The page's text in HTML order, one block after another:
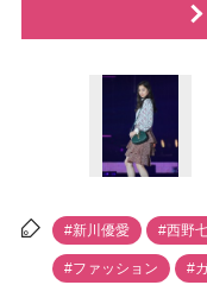
#新川優愛 #西野
#ファッション #